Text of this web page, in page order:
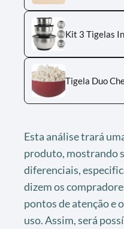
Kit 3 Tigelas
Tigela Duo
Esta análise trará
produto, mostrando
diferenciais,
dizem os
pontos de atenção e
uso. Assim, será